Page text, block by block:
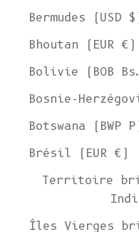
Bermudes (USD
Bhoutan (EUR €)
Bolivie (BOB
Bosnie-
Botswana (BWP
Brésil (EUR €)
Territoire
Îles Vierges